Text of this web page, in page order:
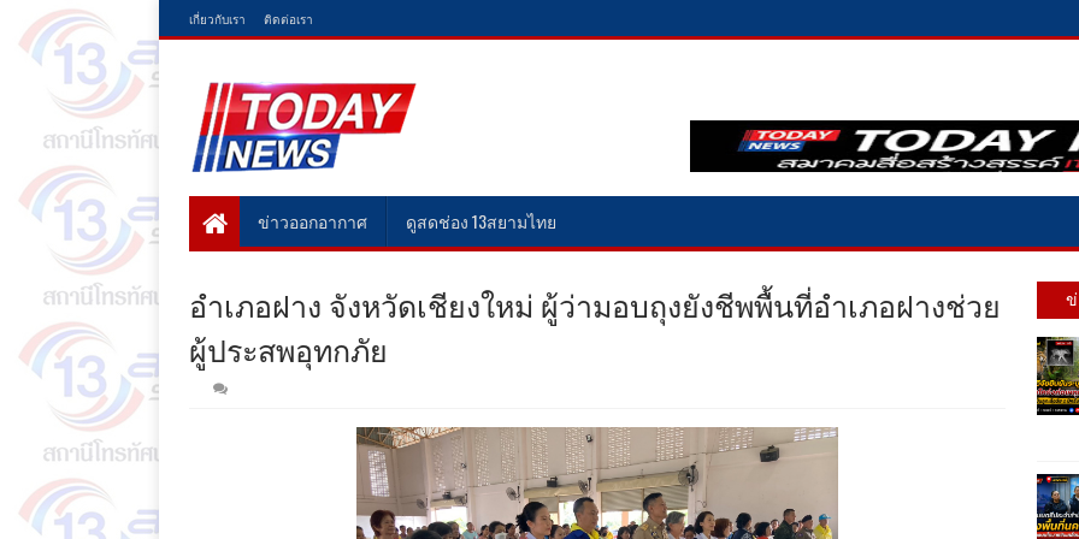
เกี่ยวกับเรา ติดต่อเรา
ข่าวออกอากาศ ดูสดช่อง 13สยามไทย
อำเภอฝาง จังหวัดเชียงใหม่ ผู้ว่ามอบถุงยังชีพพื้นที่อำเภอฝางช่วย
ผู้ประสพอุทกภัย​